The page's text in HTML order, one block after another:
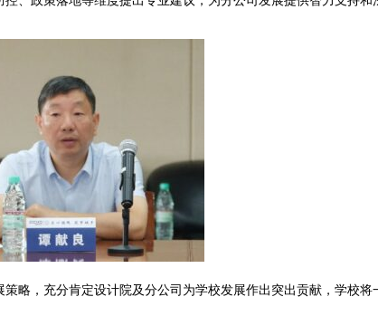
略，充分肯定设计院及分公司为学校发展作出突出贡献，学校将